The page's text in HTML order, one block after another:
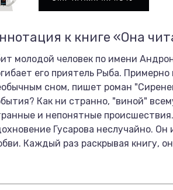
к книге «Она
молодой человек по имени
его приятель Рыба.
сном, пишет роман
Как ни странно, "виной"
и непонятные
Гусарова неслучайно.
Каждый раз раскрывая книгу,